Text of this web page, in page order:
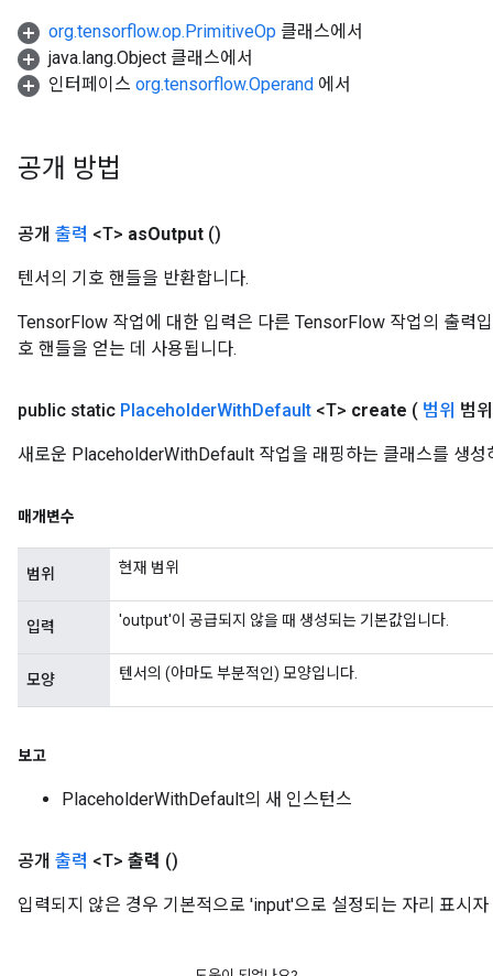
org.tensorflow.op.PrimitiveOp 클래스에서
java.lang.Object 클래스에서
인터페이스 org.tensorflow.Operand 에서
공개 방법
공개 출력 <T> asOutput ()
텐서의 기호 핸들을 반환합니다.
TensorFlow 작업에 대한 입력은 다른 TensorFlow 작업의 출력
호 핸들을 얻는 데 사용됩니다.
public static PlaceholderWithDefault <T> create ( 범위 범위
새로운 PlaceholderWithDefault 작업을 래핑하는 클래스를 생성
매개변수
범위 현재 범위
입력 'output'이 공급되지 않을 때 생성되는 기본값입니다.
모양 텐서의 (아마도 부분적인) 모양입니다.
보고
PlaceholderWithDefault의 새 인스턴스
공개 출력 <T> 출력 ()
입력되지 않은 경우 기본적으로 'input'으로 설정되는 자리 표시자